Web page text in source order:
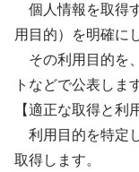
個人情報を取得
用目的）を明確に
その利用目的を
トなどで公表しま
【適正な取得と利
利用目的を特定
取得します。